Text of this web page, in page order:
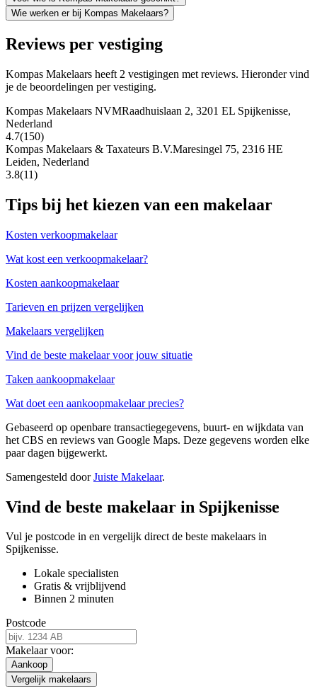
Wie werken er bij Kompas Makelaars?
Reviews per vestiging
Kompas Makelaars heeft 2 vestigingen met reviews. Hieronder vind
je de beoordelingen per vestiging.
Kompas Makelaars NVMRaadhuislaan 2, 3201 EL Spijkenisse,
Nederland
4.7(150)
Kompas Makelaars & Taxateurs B.V.Maresingel 75, 2316 HE
Leiden, Nederland
3.8(11)
Tips bij het kiezen van een makelaar
Kosten verkoopmakelaar
Wat kost een verkoopmakelaar?
Kosten aankoopmakelaar
Tarieven en prijzen vergelijken
Makelaars vergelijken
Vind de beste makelaar voor jouw situatie
Taken aankoopmakelaar
Wat doet een aankoopmakelaar precies?
Gebaseerd op openbare transactiegegevens, buurt- en wijkdata van
het CBS en reviews van Google Maps. Deze gegevens worden elke
paar dagen bijgewerkt.
Samengesteld doorJuiste Makelaar.
Vind de beste makelaar in Spijkenisse
Vul je postcode in en vergelijk direct de beste makelaars in
Spijkenisse.
Lokale specialisten
Gratis & vrijblijvend
Binnen 2 minuten
Postcode
Makelaar voor:
Aankoop
Vergelijk makelaars